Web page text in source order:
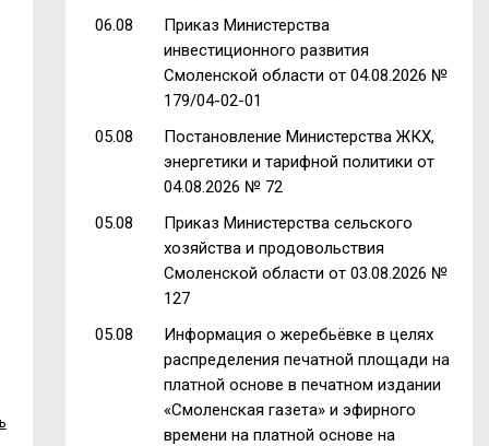
06.08
Приказ Министерства
инвестиционного развития
Смоленской области от 04.08.2026 №
179/04-02-01
05.08
Постановление Министерства ЖКХ,
энергетики и тарифной политики от
04.08.2026 № 72
05.08
Приказ Министерства сельского
хозяйства и продовольствия
Смоленской области от 03.08.2026 №
127
05.08
Информация о жеребьёвке в целях
распределения печатной площади на
платной основе в печатном издании
«Смоленская газета» и эфирного
времени на платной основе на